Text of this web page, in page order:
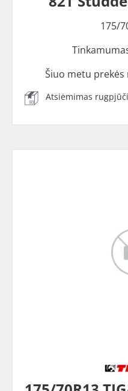
175/
Šiuo metu
Atsiėmimas